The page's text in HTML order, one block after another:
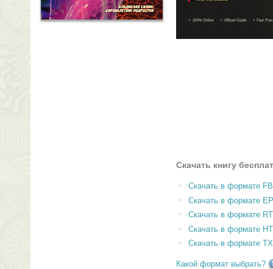
Скачать книгу
Скачать в формате
Скачать в формате
Скачать в формате
Скачать в формате
Скачать в формате
Какой формат выбрать?